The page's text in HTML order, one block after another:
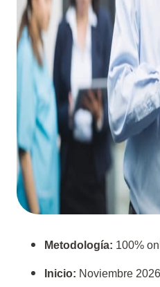
Metodología: 100%
Inicio: Noviembre 2026